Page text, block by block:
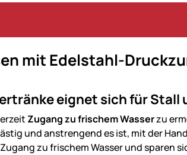
mit Edelstahl-
eignet sich für Stall
Zugang zu frischem Wasserzu
und anstrengend es ist, mit der
zu frischem Wasser und sparen